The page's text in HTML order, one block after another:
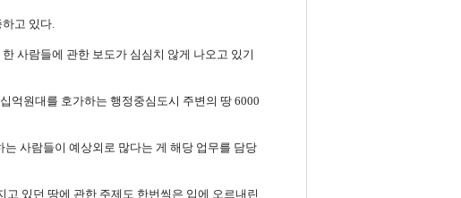
고 있다.
사람들에 관한 보도가 심심치 않게 나오고 있기
억원대를 호가하는 행정중심도시 주변의 땅 6000
사람들이 예상외로 많다는 게 해당 업무를 담당
고 있던 땅에 관한 주제도 한번씩은 입에 오르내린